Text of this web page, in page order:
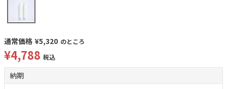
通常価格 ¥5,320 のところ
¥4,788 税込
納期